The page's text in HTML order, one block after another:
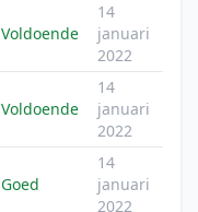
Voldoende
14
januari
2022
Voldoende
14
januari
2022
Goed
14
januari
2022